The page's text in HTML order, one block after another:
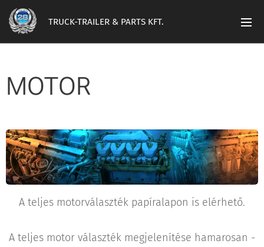
TRUCK-TRAILER & PARTS KFT.
MOTOR
A teljes motorválaszték papíralapon is elérhető.
A teljes motor választék megjelenítése hamarosan -